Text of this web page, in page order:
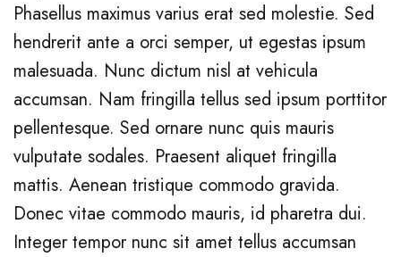
Phasellus maximus varius erat sed molestie. Sed
hendrerit ante a orci semper, ut egestas ipsum
malesuada. Nunc dictum nisl at vehicula
accumsan. Nam fringilla tellus sed ipsum porttitor
pellentesque. Sed ornare nunc quis mauris
vulputate sodales. Praesent aliquet fringilla
mattis. Aenean tristique commodo gravida.
Donec vitae commodo mauris, id pharetra dui.
Integer tempor nunc sit amet tellus accumsan